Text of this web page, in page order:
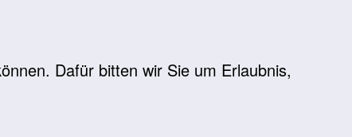
Dafür bitten wir Sie um Erlaubnis,